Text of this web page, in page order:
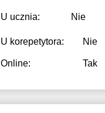
U ucznia: Nie
U korepetytora: Nie
Online: Tak